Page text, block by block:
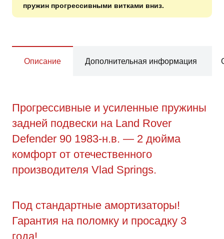
пружин прогрессивными витками вниз.
Описание Дополнительная информация
Прогрессивные и усиленные пружины
задней подвески на Land Rover
Defender 90 1983-н.в. — 2 дюйма
комфорт от отечественного
производителя Vlad Springs.
Под стандартные амортизаторы!
Гарантия на поломку и просадку 3
года!